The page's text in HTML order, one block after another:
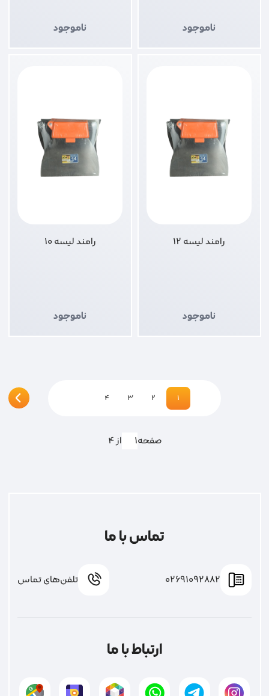
ناموجود ناموجود
رامند لیسه 12
ناموجود
رامند لیسه 10
ناموجود
1
2
3
4
صفحه از 4
تماس با ما
02691092882 تلفن‌های تماس
ارتباط با ما